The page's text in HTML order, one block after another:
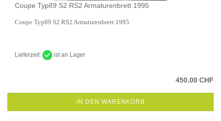
Coupe Typ89 S2 RS2 Armaturenbrett 1995
Coupe Typ89 S2 RS2 Armaturenbrett 1995
Lieferzeit: ist an Lager
450.00 CHF
IN DEN WARENKORB